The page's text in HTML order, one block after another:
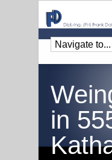
in